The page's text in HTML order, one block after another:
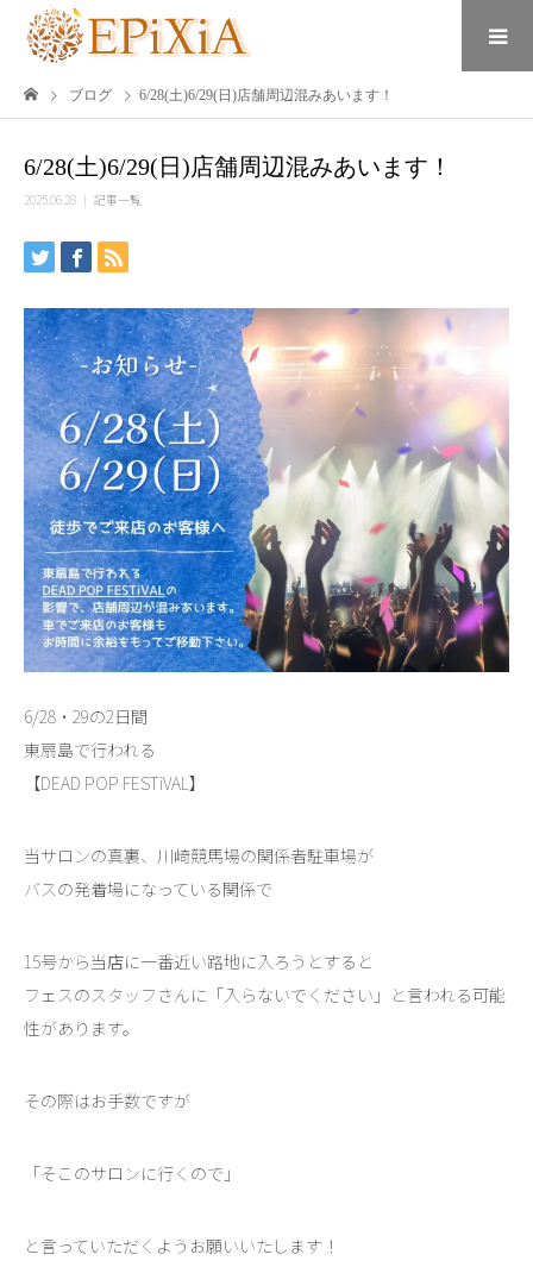
ブログ 6/28(土)6/29(日)店舗周辺混みあいます！
6/28(土)6/29(日)店舗周辺混みあいます！
2025.06.28 記事一覧
6/28・29の2日間
東扇島で行われる
【DEAD POP FESTiVAL】
当サロンの真裏、川崎競馬場の関係者駐車場が
バスの発着場になっている関係で
15号から当店に一番近い路地に入ろうとすると
フェスのスタッフさんに「入らないでください」と言われる可能
性があります。
その際はお手数ですが
「そこのサロンに行くので」
と言っていただくようお願いいたします！